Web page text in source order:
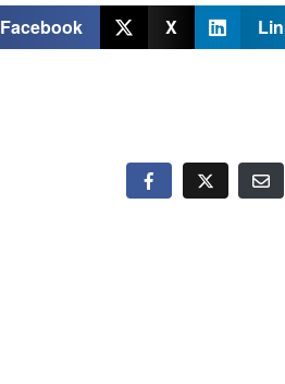
Facebook X